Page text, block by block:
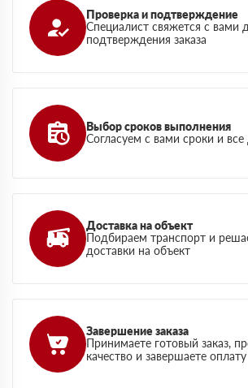
Проверка и подтверждение
Специалист свяжется с вами
подтверждения заказа
Выбор сроков выполнения
Согласуем с вами сроки и
Доставка на объект
Подбираем транспорт и
доставки на объект
Завершение заказа
Принимаете готовый заказ,
качество и завершаете оплату